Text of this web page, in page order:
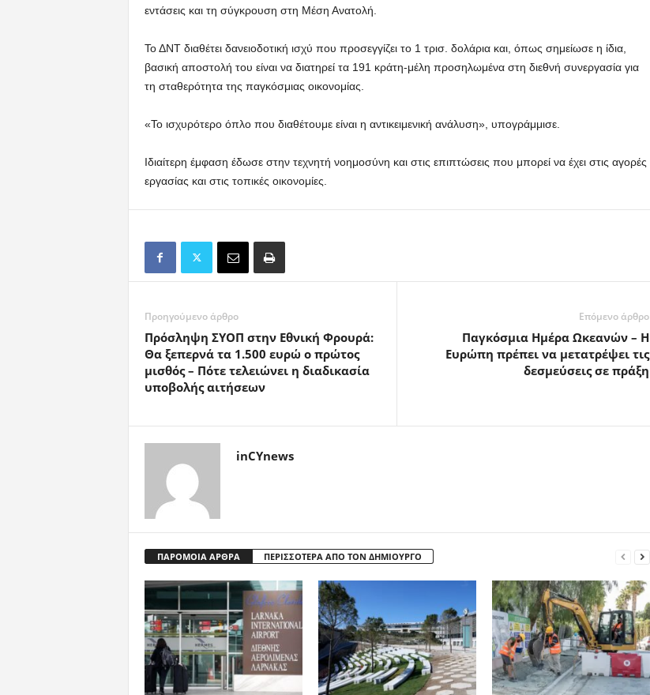
εντάσεις και τη σύγκρουση στη Μέση Ανατολή.
Το ΔΝΤ διαθέτει δανειοδοτική ισχύ που προσεγγίζει το 1 τρισ. δολάρια και, όπως σημείωσε η ίδια,
βασική αποστολή του είναι να διατηρεί τα 191 κράτη-μέλη προσηλωμένα στη διεθνή συνεργασία για
τη σταθερότητα της παγκόσμιας οικονομίας.
«Το ισχυρότερο όπλο που διαθέτουμε είναι η αντικειμενική ανάλυση», υπογράμμισε.
Ιδιαίτερη έμφαση έδωσε στην τεχνητή νοημοσύνη και στις επιπτώσεις που μπορεί να έχει στις αγορές
εργασίας και στις τοπικές οικονομίες.
Προηγούμενο άρθρο
Πρόσληψη ΣΥΟΠ στην Εθνική Φρουρά:
Θα ξεπερνά τα 1.500 ευρώ ο πρώτος
μισθός – Πότε τελειώνει η διαδικασία
υποβολής αιτήσεων
Επόμενο άρθρο
Παγκόσμια Ημέρα Ωκεανών – Η
Ευρώπη πρέπει να μετατρέψει τις
δεσμεύσεις σε πράξη
inCYnews
ΠΑΡΟΜΟΙΑ ΑΡΘΡΑ ΠΕΡΙΣΣΟΤΕΡΑ ΑΠΟ ΤΟΝ ΔΗΜΙΟΥΡΓΟ